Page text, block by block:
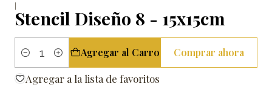
|
Stencil Diseño 8 - 15x15cm
Cantidad
Agregar al Carro Comprar ahora
Agregar a la lista de favoritos